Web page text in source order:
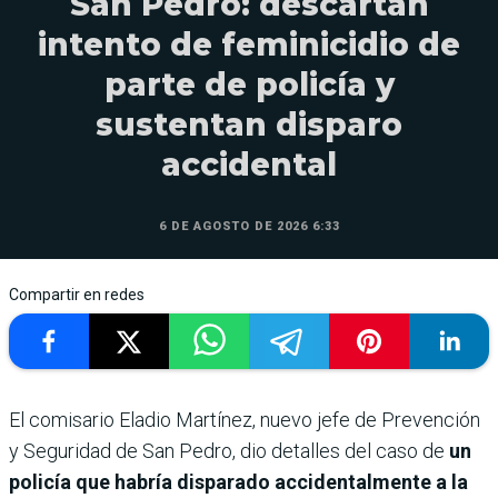
intento de feminicidio de
parte de policía y
sustentan disparo
accidental
6 DE AGOSTO DE 2026 6:33
Compartir en redes
El comisario Eladio Martínez, nuevo jefe de Prevención
y Seguridad de San Pedro, dio detalles del caso de un
policía que habría disparado accidentalmente a la